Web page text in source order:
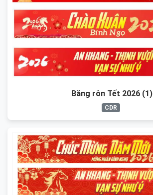
Băng rôn Tết 2026 (1)
CDR